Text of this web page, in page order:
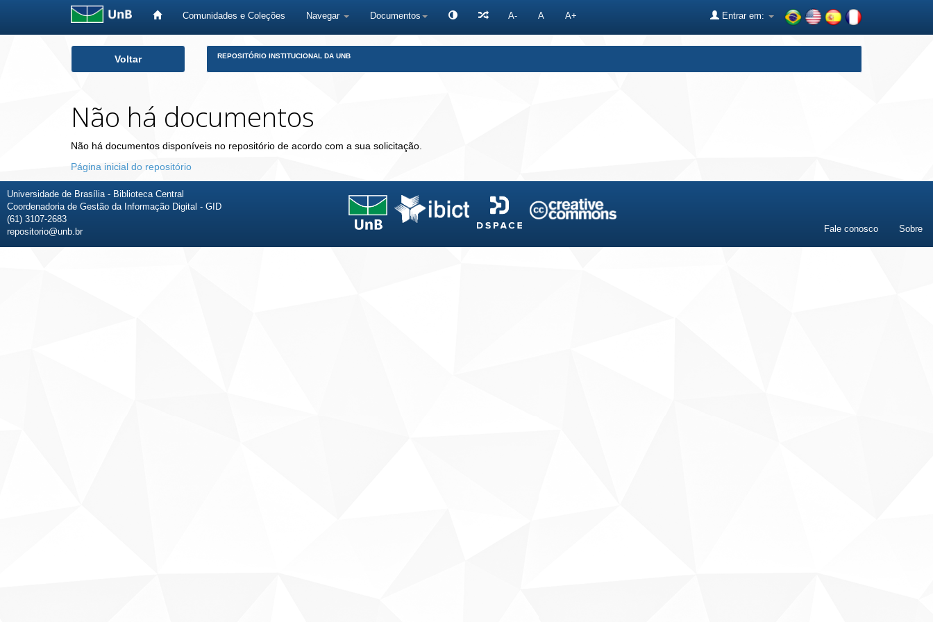
Comunidades e Coleções Navegar Documentos A- A A+ Entrar em:
Voltar REPOSITÓRIO INSTITUCIONAL DA UNB
Não há documentos
Não há documentos disponíveis no repositório de acordo com a sua solicitação.
Página inicial do repositório
Universidade de Brasília - Biblioteca Central
Coordenadoria de Gestão da Informação Digital - GID
(61) 3107-2683
repositorio@unb.br
Fale conosco Sobre